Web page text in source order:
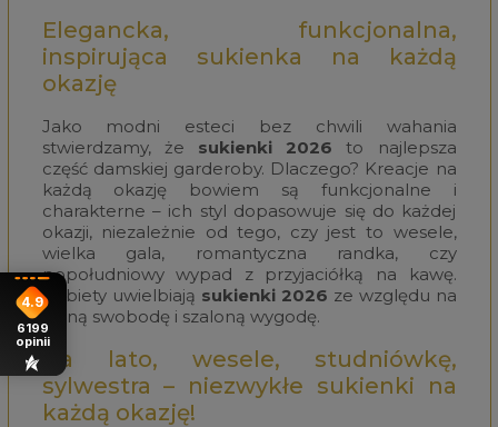
Elegancka, funkcjonalna,
inspirująca sukienka na każdą
okazję
Jako modni esteci bez chwili wahania
stwierdzamy, że sukienki 2026 to najlepsza
część damskiej garderoby. Dlaczego? Kreacje na
każdą okazję bowiem są funkcjonalne i
charakterne – ich styl dopasowuje się do każdej
okazji, niezależnie od tego, czy jest to wesele,
wielka gala, romantyczna randka, czy
popołudniowy wypad z przyjaciółką na kawę.
Kobiety uwielbiają sukienki 2026 ze względu na
luźną swobodę i szaloną wygodę.
Na lato, wesele, studniówkę,
sylwestra – niezwykłe sukienki na
każdą okazję!
4.9
6199
opinii